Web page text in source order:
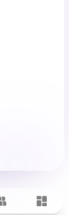
Community